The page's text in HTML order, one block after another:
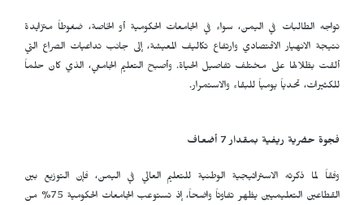
تواجه الطالبات في اليمن، سواء في الجامعات الحكومية أو الخاصة، ضغوطاً متزايدة
نتيجة الانهيار الاقتصادي وارتفاع تكاليف المعيشة، إلى جانب تداعيات الصراع التي
ألقت بظلالها على مختلف تفاصيل الحياة. وأصبح التعليم الجامعي، الذي كان حلماً
للكثيرات، تحدياً يومياً للبقاء والاستمرار.
فجوة حضرية ريفية بمقدار 7 أضعاف
وفقاً لما ذكرته الاستراتيجية الوطنية للتعليم العالي في اليمن، فإن التوزيع بين
القطاعين التعليميين يظهر تفاوتاً واضحاً، إذ تستوعب الجامعات الحكومية 75% من